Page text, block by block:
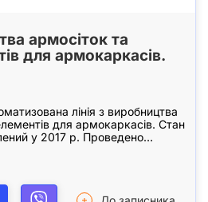
армосіток та
для армокаркасів.
лінія з виробництва
для армокаркасів. Стан
у 2017 р. Проведено